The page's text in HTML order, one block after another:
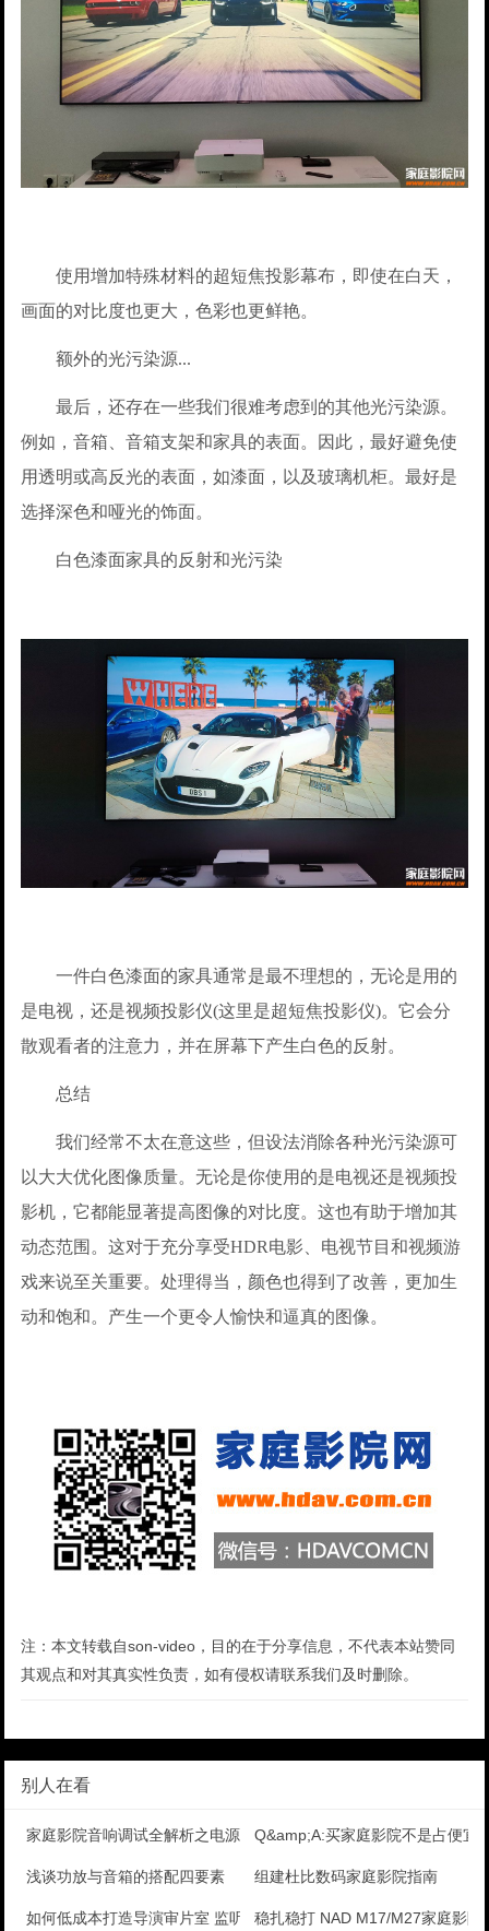
使用增加特殊材料的超短焦投影幕布，即使在白天，
画面的对比度也更大，色彩也更鲜艳。
额外的光污染源...
最后，还存在一些我们很难考虑到的其他光污染源。
例如，音箱、音箱支架和家具的表面。因此，最好避免使
用透明或高反光的表面，如漆面，以及玻璃机柜。最好是
选择深色和哑光的饰面。
白色漆面家具的反射和光污染
一件白色漆面的家具通常是最不理想的，无论是用的
是电视，还是视频投影仪(这里是超短焦投影仪)。它会分
散观看者的注意力，并在屏幕下产生白色的反射。
总结
我们经常不太在意这些，但设法消除各种光污染源可
以大大优化图像质量。无论是你使用的是电视还是视频投
影机，它都能显著提高图像的对比度。这也有助于增加其
动态范围。这对于充分享受HDR电影、电视节目和视频游
戏来说至关重要。处理得当，颜色也得到了改善，更加生
动和饱和。产生一个更令人愉快和逼真的图像。
注：本文转载自son-video，目的在于分享信息，不代表本站赞同
其观点和对其真实性负责，如有侵权请联系我们及时删除。
别人在看
家庭影院音响调试全解析之电源的影响Q&amp;A:买家庭影院不是占便宜
浅谈功放与音箱的搭配四要素 组建杜比数码家庭影院指南
如何低成本打造导演审片室 监听影院组建攻略稳扎稳打 NAD M17/M27家庭影院